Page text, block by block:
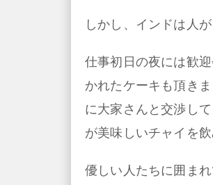
しかし、インドは人
仕事初日の夜には歓
かれたケーキも頂き
に大家さんと交渉し
が美味しいチャイを
優しい人たちに囲ま